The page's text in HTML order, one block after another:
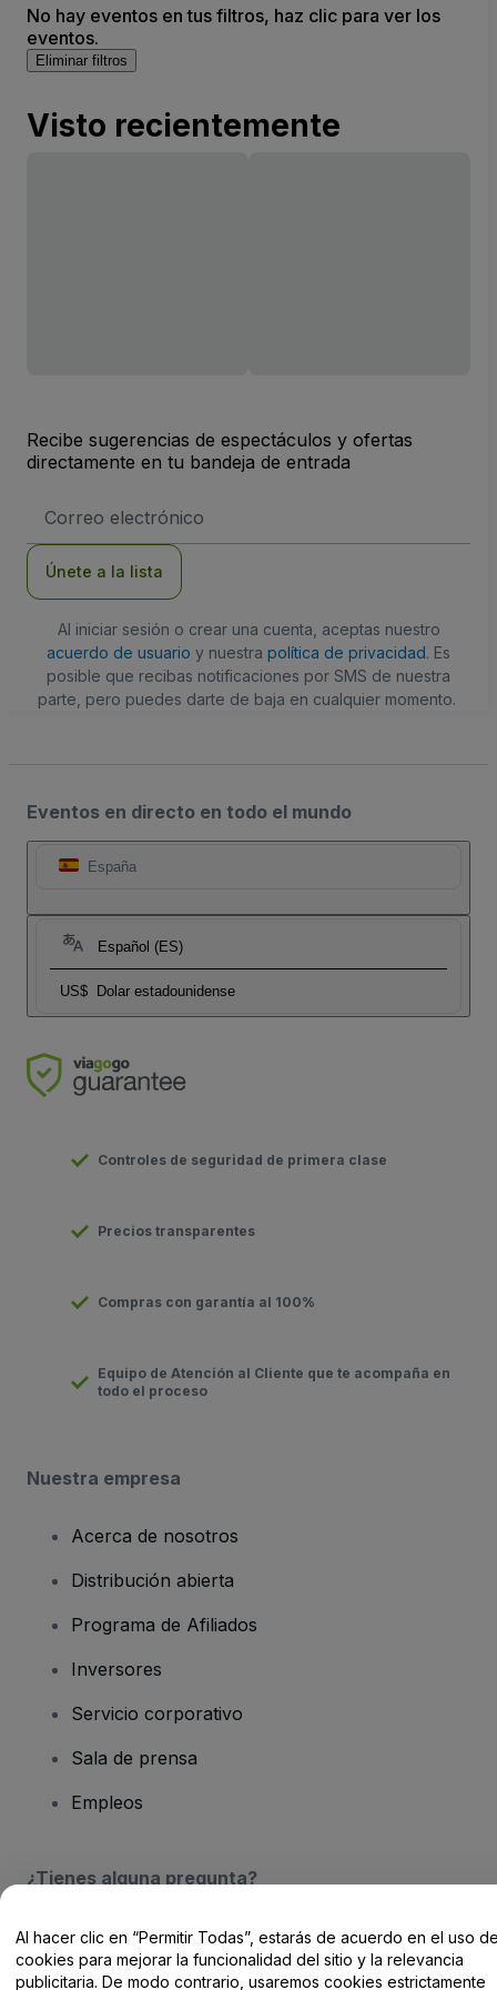
No hay eventos en tus filtros, haz clic para ver los
eventos.
Eliminar filtros
Visto recientemente
Recibe sugerencias de espectáculos y ofertas
directamente en tu bandeja de entrada
de
Únete a la lista
Al iniciar sesión o crear una cuenta, aceptas nuestro
acuerdo de usuario y nuestra política de privacidad. Es
posible que recibas notificaciones por SMS de nuestra
parte, pero puedes darte de baja en cualquier momento.
Eventos en directo en todo el mundo
España
Español (ES)
US$ Dolar estadounidense
Controles de seguridad de primera clase
Precios transparentes
Compras con garantía al 100%
Equipo de Atención al Cliente que te acompaña en
todo el proceso
Nuestra empresa
Acerca de nosotros
Distribución abierta
Programa de Afiliados
Inversores
Servicio corporativo
Sala de prensa
Empleos
¿Tienes alguna pregunta?
Centro de Ayuda / Contacto
Al hacer clic en “Permitir Todas”, estarás de acuerdo en el uso
cookies para mejorar la funcionalidad del sitio y la relevancia
publicitaria. De modo contrario, usaremos cookies estrictamente